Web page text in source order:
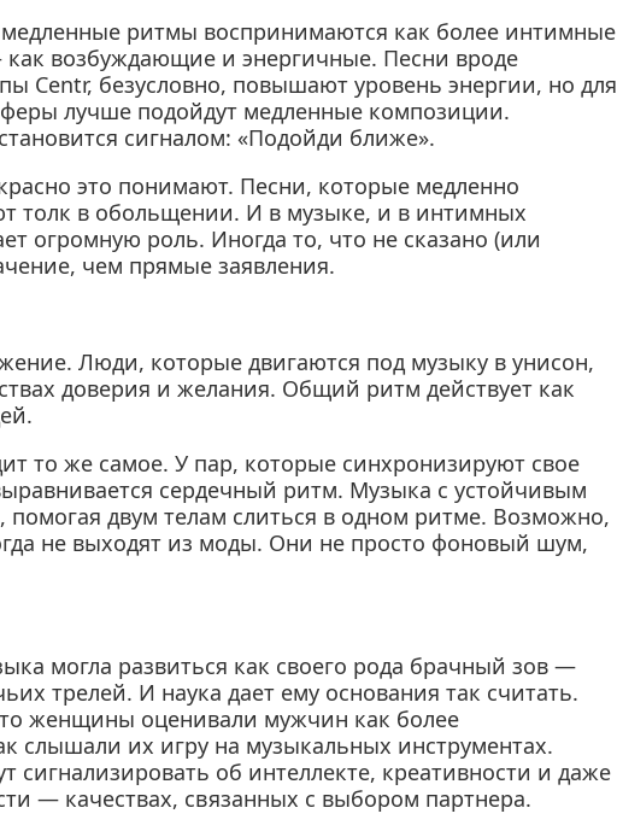
ритмы воспринимаются как более интимные
возбуждающие и энергичные. Песни вроде
Centr, безусловно, повышают уровень энергии, но для
лучше подойдут медленные композиции.
сигналом: «Подойди ближе».
это понимают. Песни, которые медленно
толк в обольщении. И в музыке, и в интимных
огромную роль. Иногда то, что не сказано (или
чем прямые заявления.
Люди, которые двигаются под музыку в унисон,
доверия и желания. Общий ритм действует как
то же самое. У пар, которые синхронизируют свое
сердечный ритм. Музыка с устойчивым
помогая двум телам слиться в одном ритме. Возможно,
не выходят из моды. Они не просто фоновый шум,
могла развиться как своего рода брачный зов —
трелей. И наука дает ему основания так считать.
женщины оценивали мужчин как более
слышали их игру на музыкальных инструментах.
сигнализировать об интеллекте, креативности и даже
— качествах, связанных с выбором партнера.